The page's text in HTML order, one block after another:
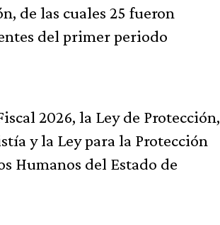
de las cuales 25 fueron
del primer periodo
2026, la Ley de Protección,
y la Ley para la Protección
Humanos del Estado de